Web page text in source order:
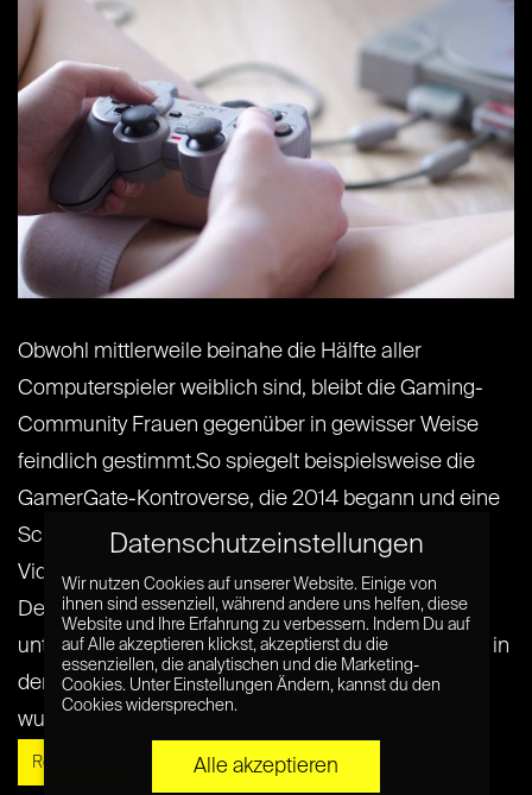
Obwohl mittlerweile beinahe die Hälfte aller
Computerspieler weiblich sind, bleibt die Gaming-
Community Frauen gegenüber in gewisser Weise
feindlich gestimmt.So spiegelt beispielsweise die
GamerGate-Kontroverse, die 2014 begann und eine
Schikanekampagne von bekannten
Videospielerinnen, Journalistinnen und
Designerinnen betraf, eine jahrelange
unterschwellige Frauenfeindlichkeit und Sexismus in
der Spielergemeinschaft wieder. In einigen Fällen
wurden[...] [...]
Read More »
Datenschutzeinstellungen
Wir nutzen Cookies auf unserer Website. Einige von
ihnen sind essenziell, während andere uns helfen, diese
Website und Ihre Erfahrung zu verbessern. Indem Du auf
auf Alle akzeptieren klickst, akzeptierst du die
essenziellen, die analytischen und die Marketing-
Cookies. Unter Einstellungen Ändern, kannst du den
Cookies widersprechen.
Alle akzeptieren